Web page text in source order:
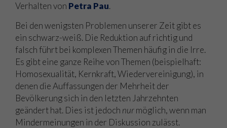
Verhalten von Petra Pau.
Bei den wenigsten Problemen unserer Zeit gibt es
ein schwarz-weiß. Die Reduktion auf richtig und
falsch führt bei komplexen Themen häufig in die Irre.
Es gibt eine ganze Reihe von Themen (beispielhaft:
Homosexualität, Kernkraft, Wiedervereinigung), in
denen die Auffassungen der Mehrheit der
Bevölkerung sich in den letzten Jahrzehnten
geändert hat. Dies ist jedoch nurmöglich, wenn man
Mindermeinungen in der Diskussion zulässt.